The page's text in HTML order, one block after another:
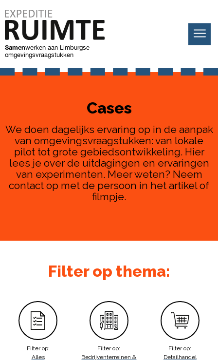
Samenwerken aan Limburgse
omgevingsvraagstukken
Cases
We doen dagelijks ervaring op in de aanpak
van omgevingsvraagstukken: van lokale
pilot tot grote gebiedsontwikkeling. Hier
lees je over de uitdagingen en ervaringen
van experimenten. Meer weten? Neem
contact op met de persoon in het artikel of
filmpje.
Filter op thema:
Filter op:
Alles
Filter op:
Bedrijventerreinen &
Filter op:
Detailhandel